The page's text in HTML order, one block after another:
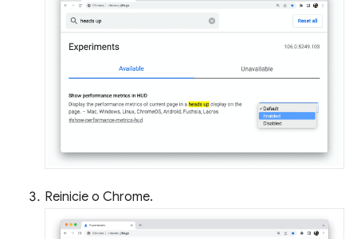
Reinicie o Chrome.